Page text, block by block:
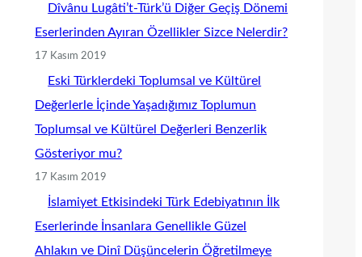
Dîvânu Lugâti’t-Türk’ü Diğer Geçiş Dönemi
Eserlerinden Ayıran Özellikler Sizce Nelerdir?
17 Kasım 2019
Eski Türklerdeki Toplumsal ve Kültürel
Değerlerle İçinde Yaşadığımız Toplumun
Toplumsal ve Kültürel Değerleri Benzerlik
Gösteriyor mu?
17 Kasım 2019
İslamiyet Etkisindeki Türk Edebiyatının İlk
Eserlerinde İnsanlara Genellikle Güzel
Ahlakın ve Dinî Düşüncelerin Öğretilmeye